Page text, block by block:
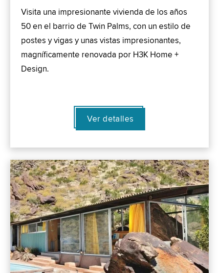
Visita una impresionante vivienda de los años
50 en el barrio de Twin Palms, con un estilo de
postes y vigas y unas vistas impresionantes,
magníficamente renovada por H3K Home +
Design.
Ver detalles